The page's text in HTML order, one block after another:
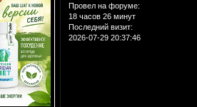
Провел на форуме:
18 часов 26 минут
Последний визит:
2026-07-29 20:37:46